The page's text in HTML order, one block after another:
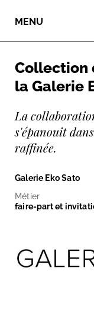
MENU
Collection
la Galerie
La
s'épanouit
raffinée.
Galerie Eko Sato
Métier
faire-part et